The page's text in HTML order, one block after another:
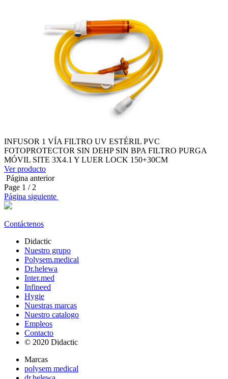
INFUSOR 1 VÍA FILTRO UV ESTÉRIL PVC
FOTOPROTECTOR SIN DEHP SIN BPA FILTRO PURGA
MÓVIL SITE 3X4.1 Y LUER LOCK 150+30CM
Ver producto
Página anterior
Page 1 / 2
Página siguiente
Contáctenos
Didactic
Nuestro grupo
Polysem.medical
Dr.helewa
Inter.med
Infineed
Hygie
Nuestras marcas
Nuestro catalogo
Empleos
Contacto
© 2020 Didactic
Marcas
polysem medical